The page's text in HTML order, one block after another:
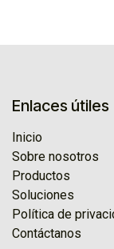
Enlaces útiles
Inicio
Sobre nosotros
Productos
Soluciones
Política de
Contáctanos